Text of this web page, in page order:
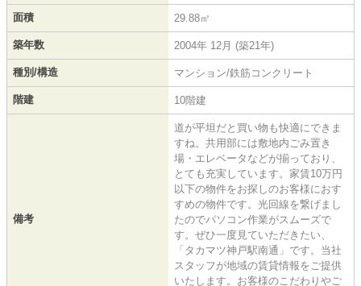
面積 29.88㎡
築年数 2004年 12月 (築21年)
種別/構造 マンション/鉄筋コンクリート
階建 10階建
備考
道が平坦だと買い物も快適にできま
すね。共用部には敷地内ごみ置き
場・エレベータなどが揃っており、
とても充実しています。家賃10万円
以下の物件をお探しのお客様におす
すめの物件です。光回線を繋げまし
たのでパソコン作業がスムーズで
す。ぜひ一度見ていただきたい、
「タカマツ神戸駅南通」です。当社
スタッフが地域の賃貸情報をご提供
いたします。お客様のこだわりやご